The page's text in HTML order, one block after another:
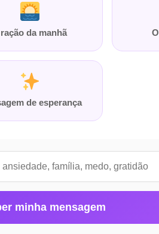
da manhã
de esperança
minha mensagem